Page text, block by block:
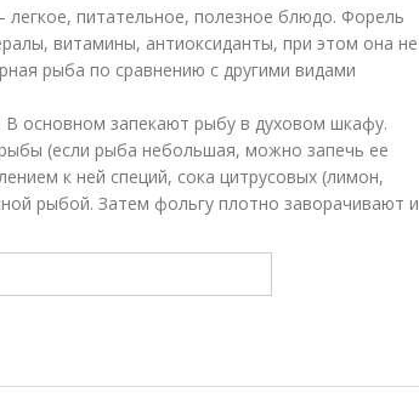
питательное, полезное блюдо. Форель
витамины, антиоксиданты, при этом она не
рыба по сравнению с другими видами
основном запекают рыбу в духовом шкафу.
(если рыба небольшая, можно запечь ее
к ней специй, сока цитрусовых (лимон,
рыбой. Затем фольгу плотно заворачивают и